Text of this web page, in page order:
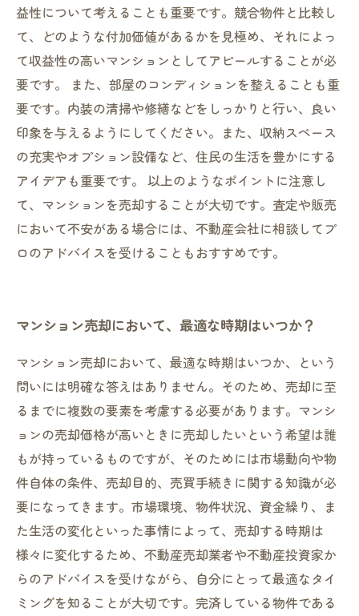
益性について考えることも重要です。競合物件と比較し
て、どのような付加価値があるかを見極め、それによっ
て収益性の高いマンションとしてアピールすることが必
要です。 また、部屋のコンディションを整えることも重
要です。内装の清掃や修繕などをしっかりと行い、良い
印象を与えるようにしてください。また、収納スペース
の充実やオプション設備など、住民の生活を豊かにする
アイデアも重要です。 以上のようなポイントに注意し
て、マンションを売却することが大切です。査定や販売
において不安がある場合には、不動産会社に相談してプ
ロのアドバイスを受けることもおすすめです。
マンション売却において、最適な時期はいつか？
マンション売却において、最適な時期はいつか、という
問いには明確な答えはありません。そのため、売却に至
るまでに複数の要素を考慮する必要があります。マンシ
ョンの売却価格が高いときに売却したいという希望は誰
もが持っているものですが、そのためには市場動向や物
件自体の条件、売却目的、売買手続きに関する知識が必
要になってきます。市場環境、物件状況、資金繰り、ま
た生活の変化といった事情によって、売却する時期は
様々に変化するため、不動産売却業者や不動産投資家か
らのアドバイスを受けながら、自分にとって最適なタイ
ミングを知ることが大切です。完済している物件である